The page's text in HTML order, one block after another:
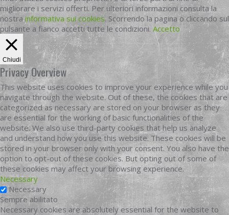
migliorare i servizi offerti. Per ulteriori informazioni consulta la
nostrainformativa sui cookies. Scorrendo la pagina o cliccando sul
pulsante a fianco accetti tutte le condizioni. Accetto
Chiudi
Privacy Overview
This website uses cookies to improve your experience while you
navigate through the website. Out of these, the cookies that are
categorized as necessary are stored on your browser as they
are essential for the working of basic functionalities of the
website. We also use third-party cookies that help us analyze
and understand how you use this website. These cookies will be
stored in your browser only with your consent. You also have the
option to opt-out of these cookies. But opting out of some of
these cookies may affect your browsing experience.
Necessary
Necessary
Sempre abilitato
Necessary cookies are absolutely essential for the website to